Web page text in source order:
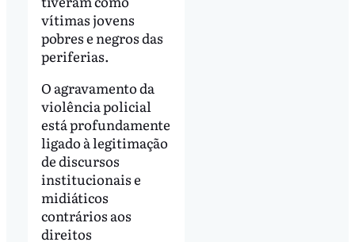
vítimas jovens
pobres e negros das
periferias.
O agravamento da
violência policial
está profundamente
ligado à legitimação
de discursos
institucionais e
midiáticos
contrários aos
direitos